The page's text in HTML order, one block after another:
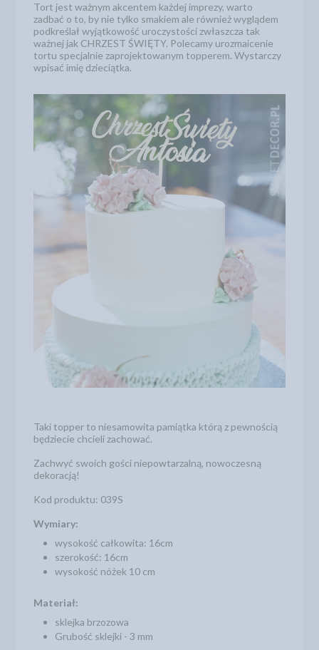
Tort jest ważnym akcentem każdej imprezy, warto
zadbać o to, by nie tylko smakiem ale również wyglądem
podkreślał wyjątkowość uroczystości zwłaszcza tak
ważnej jak CHRZEST ŚWIĘTY. Polecamy urozmaicenie
tortu specjalnie zaprojektowanym topperem. Wystarczy
wpisać imię dzieciątka.
Taki topper to niesamowita pamiątka którą z pewnością
będziecie chcieli zachować.
Zachwyć swoich gości niepowtarzalną, nowoczesną
dekoracją!
Kod produktu: 039S
Wymiary:
wysokość całkowita: 16cm
szerokość: 16cm
wysokość nóżek 10 cm
Materiał:
sklejka brzozowa
Grubość sklejki - 3 mm